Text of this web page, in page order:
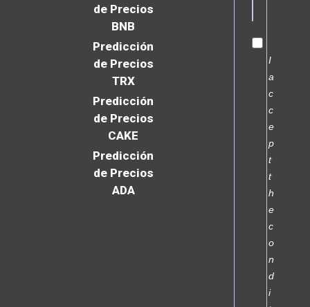
de Precios
BNB
Predicción
de Precios
TRX
Predicción
de Precios
CAKE
Predicción
de Precios
ADA
I
a
c
c
e
p
t
t
h
e
c
o
n
d
i